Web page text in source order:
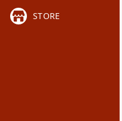
STORE